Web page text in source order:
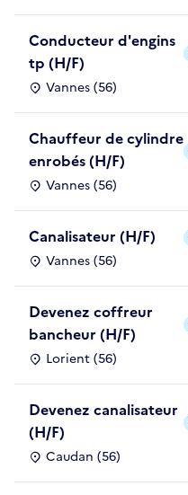
Conducteur d'engins
tp (H/F)
Vannes (56)
Chauffeur de cylindre
enrobés (H/F)
Vannes (56)
Canalisateur (H/F)
Vannes (56)
Devenez coffreur
bancheur (H/F)
Lorient (56)
Devenez canalisateur
(H/F)
Caudan (56)